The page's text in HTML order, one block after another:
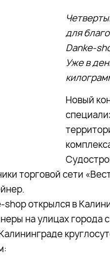
для
Danke-
Уже в
Новый
торговой сети
открылся в
на улицах